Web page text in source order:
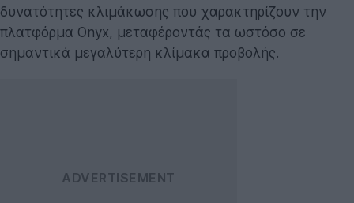
δυνατότητες κλιμάκωσης που χαρακτηρίζουν την
πλατφόρμα Onyx, μεταφέροντάς τα ωστόσο σε
σημαντικά μεγαλύτερη κλίμακα προβολής.